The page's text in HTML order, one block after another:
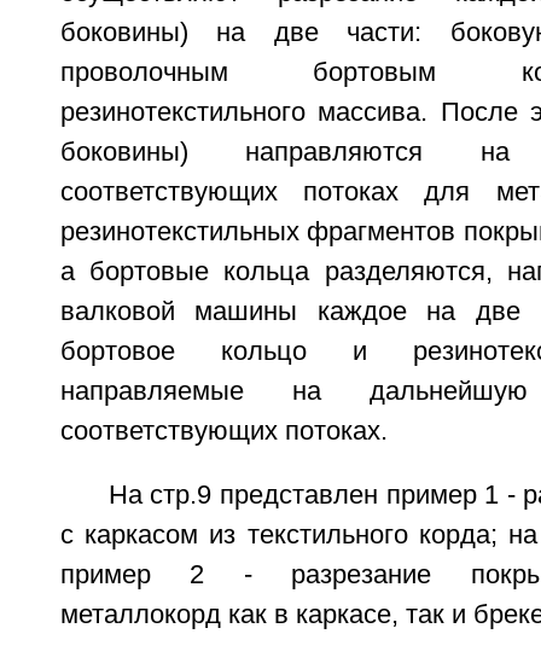
боковины) на две части:
проволочным бортовым
резинотекстильного массива. После
боковины) направляются
соответствующих потоках для
резинотекстильных фрагментов
а бортовые кольца разделяются,
валковой машины каждое на две
бортовое кольцо и
направляемые на
соответствующих потоках.
На стр.9 представлен пример 1 -
с каркасом из текстильного корда;
пример 2 - разрезание
металлокорд как в каркасе, так и